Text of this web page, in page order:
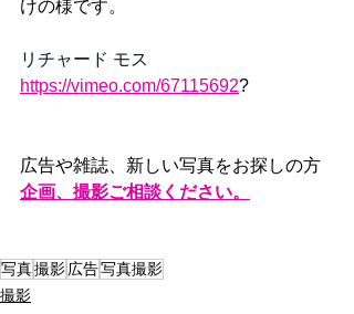
けの様です。
リチャード モス
https://vimeo.com/67115692?
広告や雑誌、新しい写真をお探しの方
企画、撮影ご相談ください。
写真撮影広告写真撮影
撮影